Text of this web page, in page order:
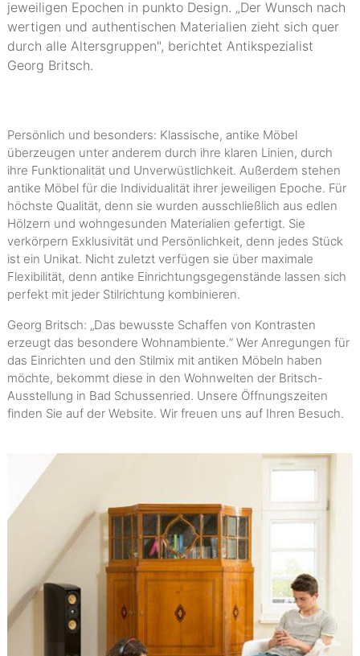
jeweiligen Epochen in punkto Design. „Der Wunsch nach
wertigen und authentischen Materialien zieht sich quer
durch alle Altersgruppen", berichtet Antikspezialist
Georg Britsch.
Persönlich und besonders: Klassische, antike Möbel
überzeugen unter anderem durch ihre klaren Linien, durch
ihre Funktionalität und Unverwüstlichkeit. Außerdem stehen
antike Möbel für die Individualität ihrer jeweiligen Epoche. Für
höchste Qualität, denn sie wurden ausschließlich aus edlen
Hölzern und wohngesunden Materialien gefertigt. Sie
verkörpern Exklusivität und Persönlichkeit, denn jedes Stück
ist ein Unikat. Nicht zuletzt verfügen sie über maximale
Flexibilität, denn antike Einrichtungsgegenstände lassen sich
perfekt mit jeder Stilrichtung kombinieren.
Georg Britsch: „Das bewusste Schaffen von Kontrasten
erzeugt das besondere Wohnambiente.“ Wer Anregungen für
das Einrichten und den Stilmix mit antiken Möbeln haben
möchte, bekommt diese in den Wohnwelten der Britsch-
Ausstellung in Bad Schussenried. Unsere Öffnungszeiten
finden Sie auf der Website. Wir freuen uns auf Ihren Besuch.